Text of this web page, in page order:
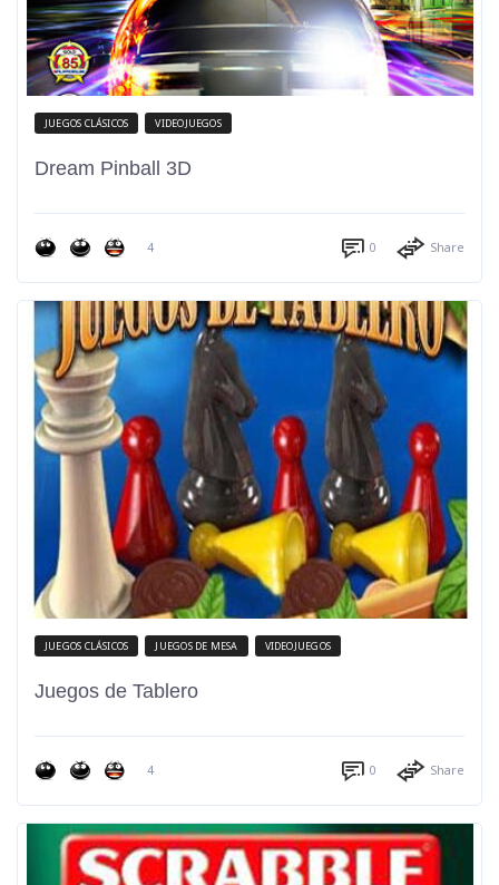
JUEGOS CLÁSICOS VIDEOJUEGOS
Dream Pinball 3D
4 0 Share
JUEGOS CLÁSICOS JUEGOS DE MESA VIDEOJUEGOS
Juegos de Tablero
4 0 Share